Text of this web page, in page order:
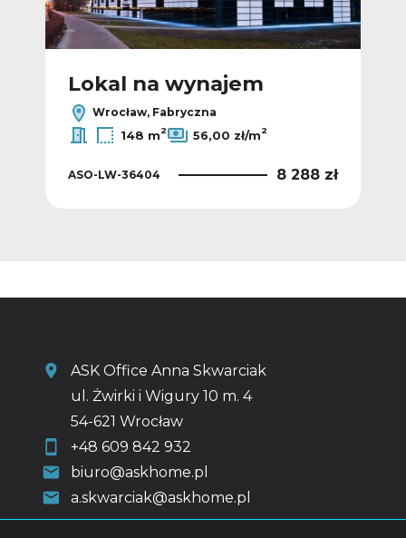
Lokal na wynajem
Wrocław, Fabryczna
148 m2 56,00 zł/m2
ASO-LW-36404 8 288 zł
ASK Office Anna Skwarciak
ul. Żwirki i Wigury 10 m. 4
54-621 Wrocław
+48 609 842 932
biuro@askhome.pl
a.skwarciak@askhome.pl